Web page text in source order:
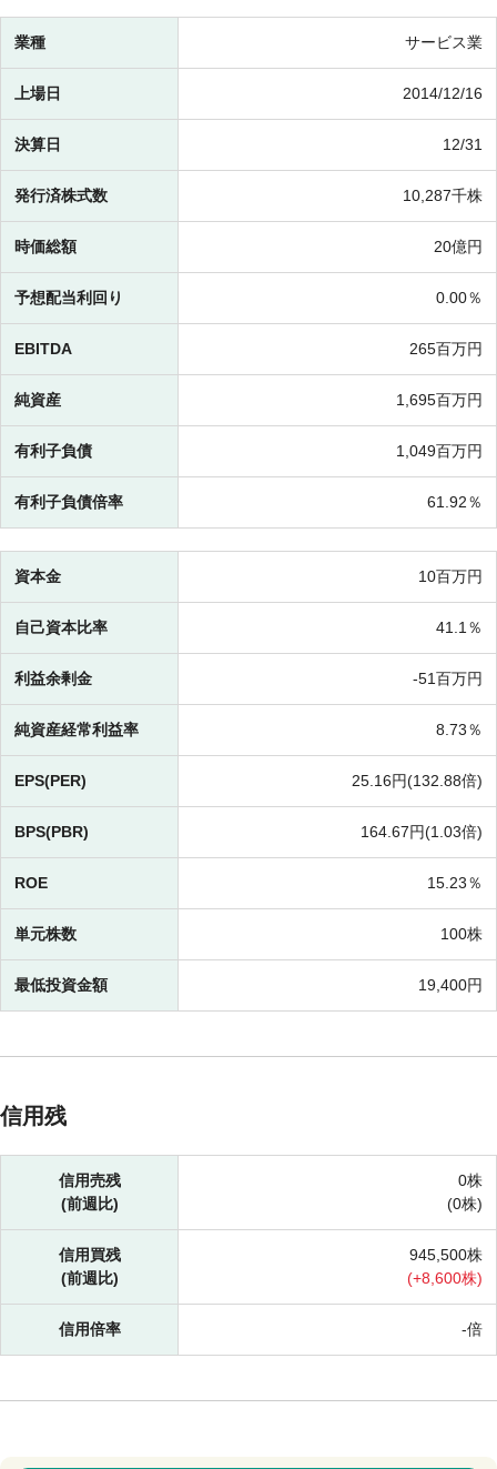
業種 サービス業
上場日 2014/12/16
決算日 12/31
発行済株式数 10,287千株
時価総額 20億円
予想配当利回り 0.00％
EBITDA 265百万円
純資産 1,695百万円
有利子負債 1,049百万円
有利子負債倍率 61.92％
資本金 10百万円
自己資本比率 41.1％
利益余剰金 -51百万円
純資産経常利益率 8.73％
EPS(PER) 25.16円(132.88倍)
BPS(PBR) 164.67円(1.03倍)
ROE 15.23％
単元株数 100株
最低投資金額 19,400円
信用残
信用売残
(前週比)
0株
(0株)
信用買残
(前週比)
945,500株
(+8,600株)
信用倍率 -倍